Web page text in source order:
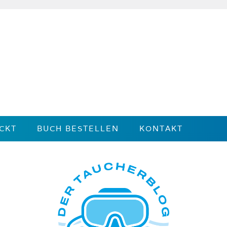
BUCH BESTELLEN KONTAKT